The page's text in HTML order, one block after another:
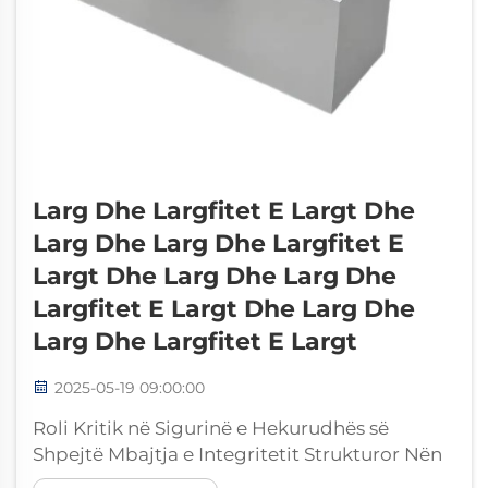
Larg Dhe Largfitet E Largt Dhe
Larg Dhe Larg Dhe Largfitet E
Largt Dhe Larg Dhe Larg Dhe
Largfitet E Largt Dhe Larg Dhe
Larg Dhe Largfitet E Largt
2025-05-19 09:00:00
Roli Kritik në Sigurinë e Hekurudhës së
Shpejtë Mbajtja e Integritetit Strukturor Nën
Ngarkesa Ekstreme Mbajtja e integritetit